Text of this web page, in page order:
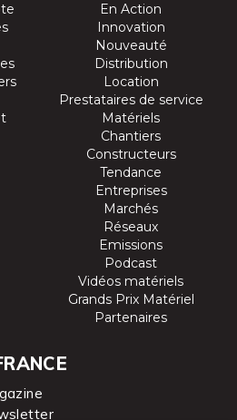
En Action
Innovation
Nouveauté
Distribution
Location
Prestataires de service
Matériels
Chantiers
Constructeurs
Tendance
Entreprises
Marchés
Réseaux
Emissions
Podcast
Vidéos matériels
Grands Prix Matériel
Partenaires